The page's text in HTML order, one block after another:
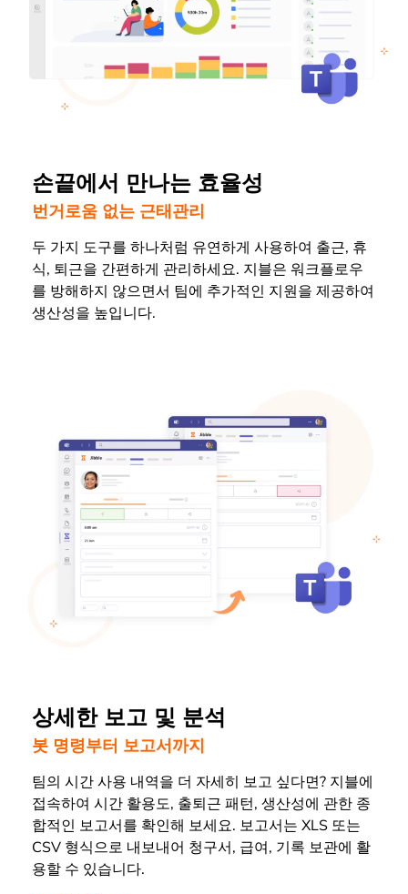
손끝에서 만나는 효율성
번거로움 없는 근태관리
두 가지 도구를 하나처럼 유연하게 사용하여 출근, 휴
식, 퇴근을 간편하게 관리하세요. 지블은 워크플로우
를 방해하지 않으면서 팀에 추가적인 지원을 제공하여
생산성을 높입니다.
상세한 보고 및 분석
봇 명령부터 보고서까지
팀의 시간 사용 내역을 더 자세히 보고 싶다면? 지블에
접속하여 시간 활용도, 출퇴근 패턴, 생산성에 관한 종
합적인 보고서를 확인해 보세요. 보고서는 XLS 또는
CSV 형식으로 내보내어 청구서, 급여, 기록 보관에 활
용할 수 있습니다.